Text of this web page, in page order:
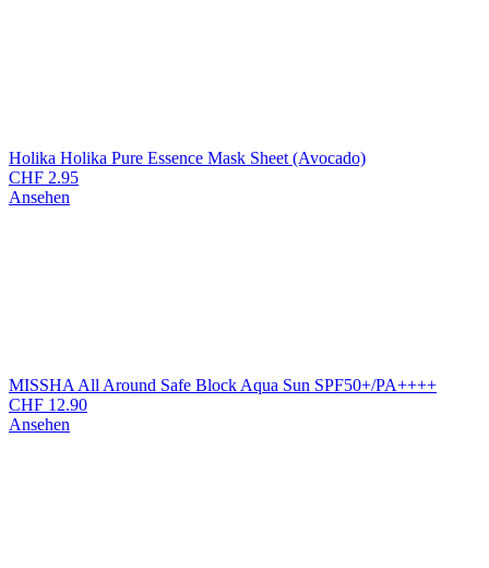
Holika Holika Pure Essence Mask Sheet (Avocado)
CHF 2.95
Ansehen
MISSHA All Around Safe Block Aqua Sun SPF50+/PA++++
CHF 12.90
Ansehen